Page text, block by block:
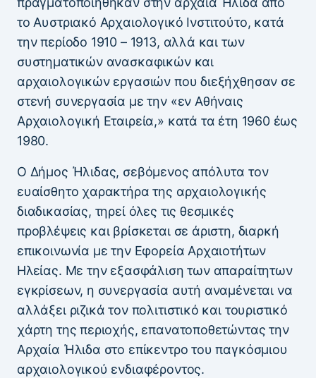
το Αυστριακό Αρχαιολογικό Ινστιτούτο, κατά
την περίοδο 1910 – 1913, αλλά και των
συστηματικών ανασκαφικών και
αρχαιολογικών εργασιών που διεξήχθησαν σε
στενή συνεργασία με την «εν Αθήναις
Αρχαιολογική Εταιρεία,» κατά τα έτη 1960 έως
1980.
Ο Δήμος Ήλιδας, σεβόμενος απόλυτα τον
ευαίσθητο χαρακτήρα της αρχαιολογικής
διαδικασίας, τηρεί όλες τις θεσμικές
προβλέψεις και βρίσκεται σε άριστη, διαρκή
επικοινωνία με την Εφορεία Αρχαιοτήτων
Ηλείας. Με την εξασφάλιση των απαραίτητων
εγκρίσεων, η συνεργασία αυτή αναμένεται να
αλλάξει ριζικά τον πολιτιστικό και τουριστικό
χάρτη της περιοχής, επανατοποθετώντας την
Αρχαία Ήλιδα στο επίκεντρο του παγκόσμιου
αρχαιολογικού ενδιαφέροντος.